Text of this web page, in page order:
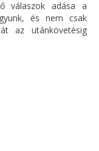
válaszok adása a
és nem csak
az utánkövetésig